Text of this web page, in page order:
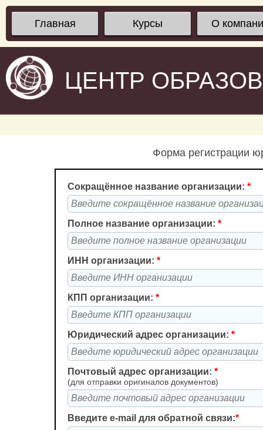
Главная Курсы О
ЦЕНТР
Форма регистрации
Сокращённое название организации: *
Полное название организации: *
ИНН организации: *
КПП организации: *
Юридический адрес организации: *
Почтовый адрес организации: *
(для отправки оригиналов документов)
Введите e-mail для обратной связи:*